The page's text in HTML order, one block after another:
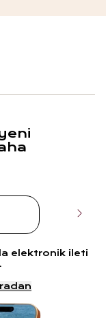
elektronik ileti